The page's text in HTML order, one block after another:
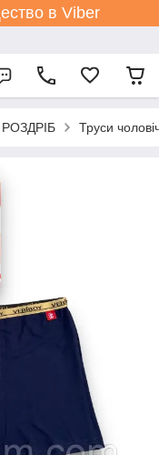
в Viber
Труси